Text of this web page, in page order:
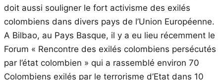
doit aussi souligner le fort activisme des exilés
colombiens dans divers pays de l’Union Européenne.
A Bilbao, au Pays Basque, il y a eu lieu récemment le
Forum « Rencontre des exilés colombiens persécutés
par l’état colombien » qui a rassemblé environ 70
Colombiens exilés par le terrorisme d’Etat dans 10